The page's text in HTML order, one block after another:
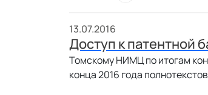
13.07.2016
Доступ к патентной
Томскому НИМЦ по итогам
конца 2016 года